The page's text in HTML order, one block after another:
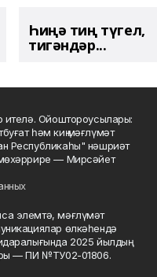
Һиңә тиң түгел,
тигәндәр...
ителә. Ойоштороусылары:
һәм киң мәғлүмәт
Республикаһы" нәшриәт
— Мирсәйет
элемтә, мәғлүмәт
өлкәһендә
2025 йылдың
— ПИ №ТУ02-01806.